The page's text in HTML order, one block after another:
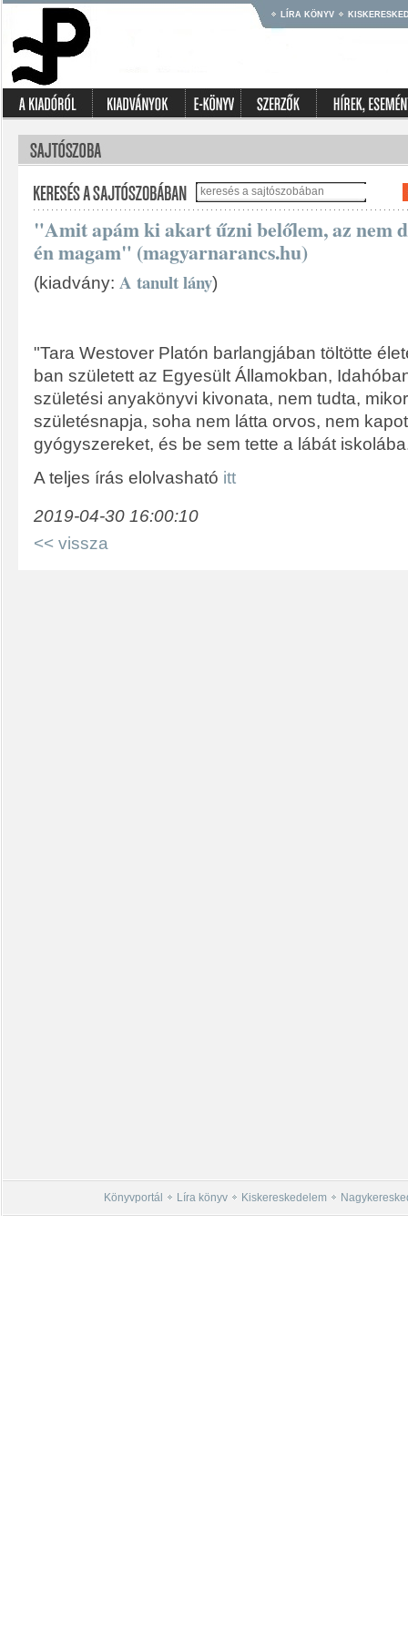
LÍRA KÖNYV
"Amit apám ki akart űzni belőlem, az nem
én magam" (magyarnarancs.hu)
(kiadvány: A tanult lány)
"Tara Westover Platón barlangjában töltötte
ban született az Egyesült Államokban,
születési anyakönyvi kivonata, nem tudta,
születésnapja, soha nem látta orvos, nem
gyógyszereket, és be sem tette a lábát
A teljes írás elolvasható itt
2019-04-30 16:00:10
<< vissza
Könyvportál Líra könyv Kiskereskedelem